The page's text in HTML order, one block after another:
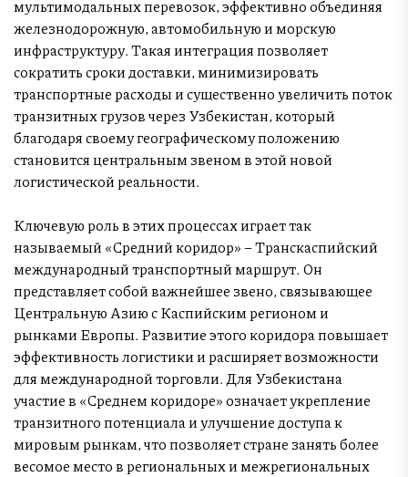
мультимодальных перевозок, эффективно объединяя
железнодорожную, автомобильную и морскую
инфраструктуру. Такая интеграция позволяет
сократить сроки доставки, минимизировать
транспортные расходы и существенно увеличить поток
транзитных грузов через Узбекистан, который
благодаря своему географическому положению
становится центральным звеном в этой новой
логистической реальности.
Ключевую роль в этих процессах играет так
называемый «Средний коридор» – Транскаспийский
международный транспортный маршрут. Он
представляет собой важнейшее звено, связывающее
Центральную Азию с Каспийским регионом и
рынками Европы. Развитие этого коридора повышает
эффективность логистики и расширяет возможности
для международной торговли. Для Узбекистана
участие в «Среднем коридоре» означает укрепление
транзитного потенциала и улучшение доступа к
мировым рынкам, что позволяет стране занять более
весомое место в региональных и межрегиональных